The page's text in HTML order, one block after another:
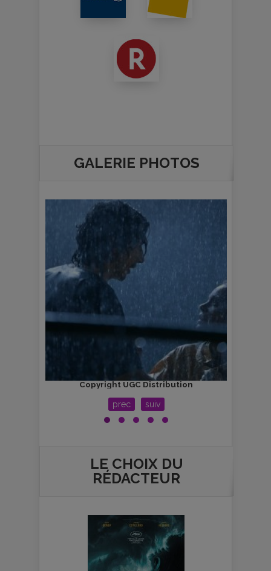
GALERIE PHOTOS
Copyright UGC Distribution
prec suiv
LE CHOIX DU
RÉDACTEUR